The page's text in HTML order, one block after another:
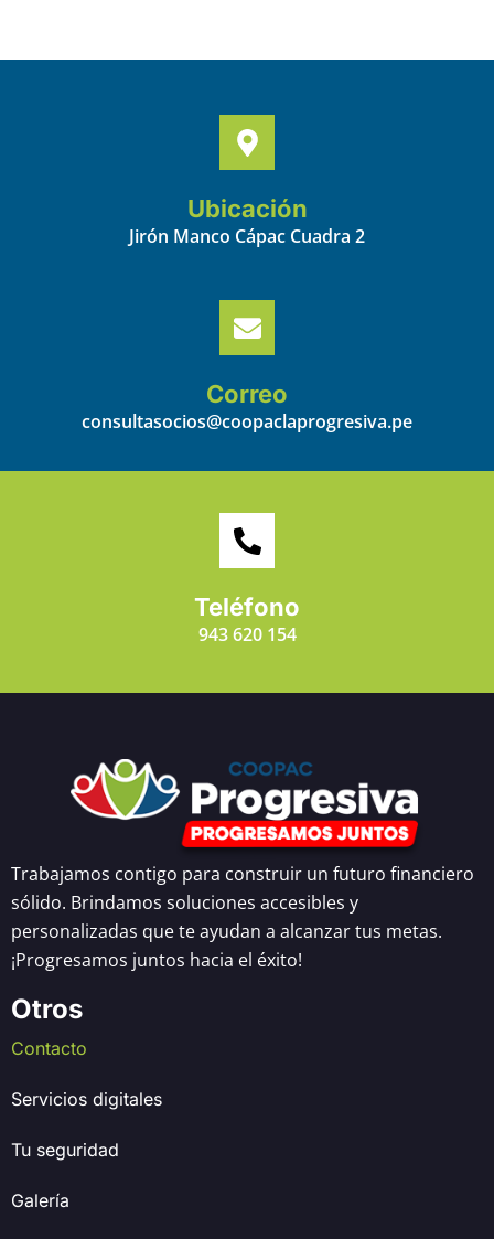
Ubicación
Jirón Manco Cápac Cuadra 2
Correo
consultasocios@coopaclaprogresiva.pe
Teléfono
943 620 154
Trabajamos contigo para construir un futuro financiero
sólido. Brindamos soluciones accesibles y
personalizadas que te ayudan a alcanzar tus metas.
¡Progresamos juntos hacia el éxito!
Otros
Contacto
Servicios digitales
Tu seguridad
Galería